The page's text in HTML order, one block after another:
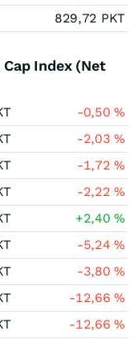
829,72 PKT
Index (Net
-0,50%
-2,03%
-1,72%
-2,22%
+2,40%
-5,24%
-3,80%
-12,66%
-12,66%